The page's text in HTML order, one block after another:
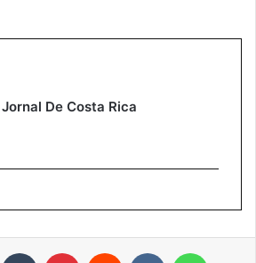
Jornal De Costa Rica
Linkedin Tumblr Pinterest Reddit